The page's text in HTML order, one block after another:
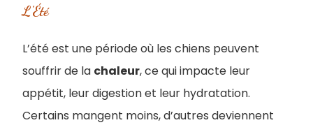
L’Été
L’été est une période où les chiens peuvent
souffrir de la chaleur, ce qui impacte leur
appétit, leur digestion et leur hydratation.
Certains mangent moins, d’autres deviennent